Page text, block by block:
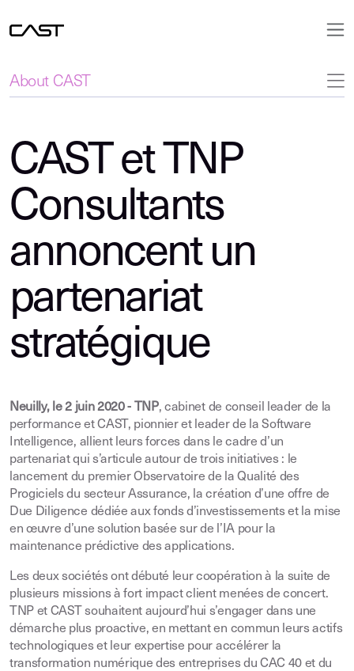
About CAST
CAST et TNP
Consultants
annoncent un
partenariat
stratégique
Neuilly, le 2 juin 2020 - TNP, cabinet de conseil leader de la
performance et CAST, pionnier et leader de la Software
Intelligence, allient leurs forces dans le cadre d’un
partenariat qui s’articule autour de trois initiatives : le
lancement du premier Observatoire de la Qualité des
Progiciels du secteur Assurance, la création d’une offre de
Due Diligence dédiée aux fonds d’investissements et la mise
en œuvre d’une solution basée sur de l’IA pour la
maintenance prédictive des applications.
Les deux sociétés ont débuté leur coopération à la suite de
plusieurs missions à fort impact client menées de concert.
TNP et CAST souhaitent aujourd’hui s’engager dans une
démarche plus proactive, en mettant en commun leurs actifs
technologiques et leur expertise pour accélérer la
transformation numérique des entreprises du CAC 40 et du